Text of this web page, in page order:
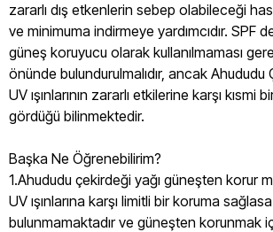
zararlı dış etkenlerin sebep olabileceği
ve minimuma indirmeye yardımcıdır. SPF
güneş koruyucu olarak kullanılmaması
önünde bulundurulmalıdır, ancak Ahududu
UV ışınlarının zararlı etkilerine karşı kısmi
gördüğü bilinmektedir.
Başka Ne Öğrenebilirim?
1.Ahududu çekirdeği yağı güneşten korur
UV ışınlarına karşı limitli bir koruma
bulunmamaktadır ve güneşten korunmak